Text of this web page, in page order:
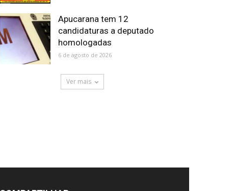
Apucarana tem 12
candidaturas a deputado
homologadas
6 de agosto de 2026
Ver mais